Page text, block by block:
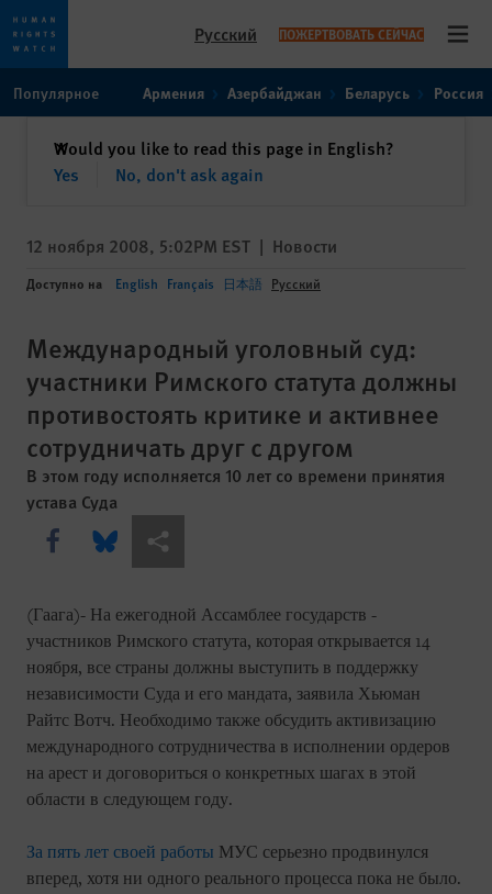
toto
content
Русский ПОЖЕРТВОВАТЬ СЕЙЧАС
Популярное Армения Азербайджан Беларусь Россия
Would you like to read this page in English?
Yes
No, don't ask again
✕закрыть
12 ноября 2008, 5:02PM EST | Новости
Доступно на English Français 日本語 Русский
Международный уголовный суд:
участники Римского статута должны
противостоять критике и активнее
сотрудничать друг с другом
В этом году исполняется 10 лет со времени принятия
устава Суда
Share this via Facebook
Share this via Bluesky
Share this via Поделиться
(Гаага)- На ежегодной Ассамблее государств -
участников Римского статута, которая открывается 14
ноября, все страны должны выступить в поддержку
независимости Суда и его мандата, заявила Хьюман
Райтс Вотч. Необходимо также обсудить активизацию
международного сотрудничества в исполнении ордеров
на арест и договориться о конкретных шагах в этой
области в следующем году.
За пять лет своей работы МУС серьезно продвинулся
вперед, хотя ни одного реального процесса пока не было.